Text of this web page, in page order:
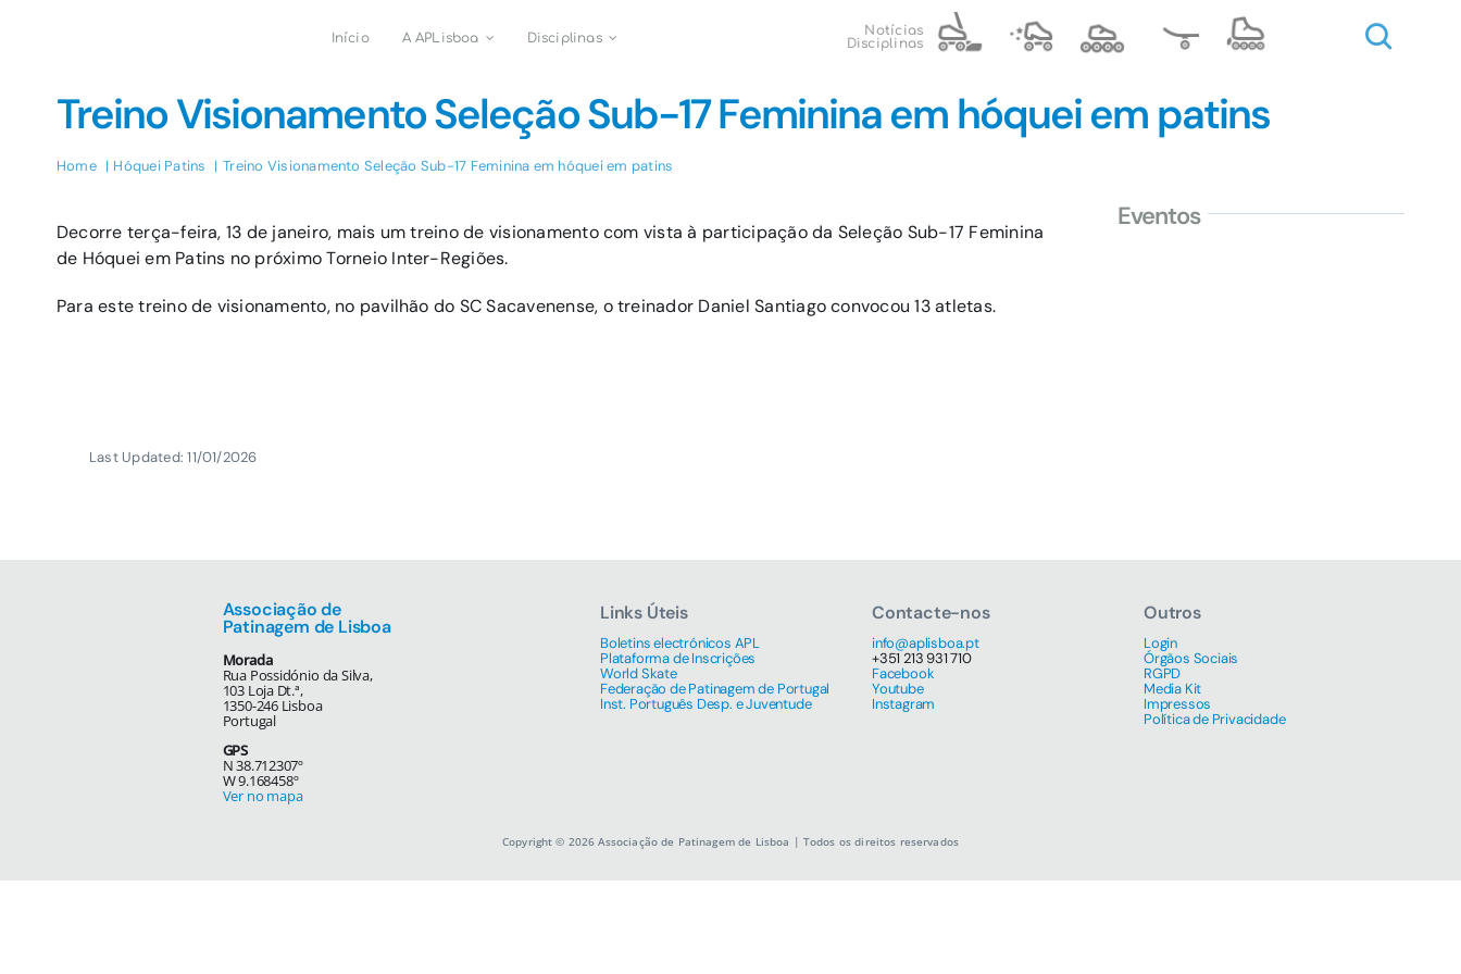
Início A APLisboa Disciplinas
Notícias
Disciplinas
Treino Visionamento Seleção Sub-17 Feminina em hóquei em patins
Home Hóquei Patins Treino Visionamento Seleção Sub-17 Feminina em hóquei em patins
Decorre terça-feira, 13 de janeiro, mais um treino de visionamento com vista à participação da Seleção Sub-17 Feminina
de Hóquei em Patins no próximo Torneio Inter-Regiões.
Para este treino de visionamento, no pavilhão do SC Sacavenense, o treinador Daniel Santiago convocou 13 atletas.
Last Updated: 11/01/2026
Eventos
Associação de
Patinagem de Lisboa
Morada
Rua Possidónio da Silva,
103 Loja Dt.ª,
1350-246 Lisboa
Portugal
GPS
N 38.712307º
W 9.168458º
Ver no mapa
Links Úteis
Boletins electrónicos APL
Plataforma de Inscrições
World Skate
Federação de Patinagem de Portugal
Inst. Português Desp. e Juventude
Contacte-nos
info@aplisboa.pt
+351 213 931 710
Facebook
Youtube
Instagram
Outros
Login
Órgãos Sociais
RGPD
Media Kit
Impressos
Política de Privacidade
Copyright © 2026 Associação de Patinagem de Lisboa | Todos os direitos reservados